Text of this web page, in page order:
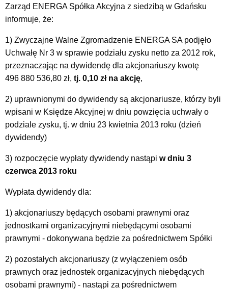
Zarząd ENERGA Spółka Akcyjna z siedzibą w Gdańsku
informuje, że:
1) Zwyczajne Walne Zgromadzenie ENERGA SA podjęło
Uchwałę Nr 3 w sprawie podziału zysku netto za 2012 rok,
przeznaczając na dywidendę dla akcjonariuszy kwotę
496 880 536,80 zł, tj. 0,10 zł na akcję,
2) uprawnionymi do dywidendy są akcjonariusze, którzy byli
wpisani w Księdze Akcyjnej w dniu powzięcia uchwały o
podziale zysku, tj. w dniu 23 kwietnia 2013 roku (dzień
dywidendy)
3) rozpoczęcie wypłaty dywidendy nastąpi w dniu 3
czerwca 2013 roku
Wypłata dywidendy dla:
1) akcjonariuszy będących osobami prawnymi oraz
jednostkami organizacyjnymi niebędącymi osobami
prawnymi - dokonywana będzie za pośrednictwem Spółki
2) pozostałych akcjonariuszy (z wyłączeniem osób
prawnych oraz jednostek organizacyjnych niebędących
osobami prawnymi) - nastąpi za pośrednictwem